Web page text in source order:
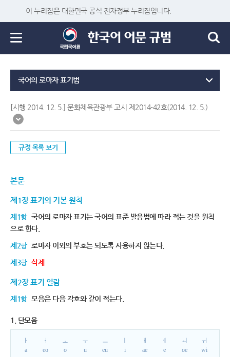
이 누리집은 대한민국 공식 전자정부 누리집입니다.
국어의 로마자 표기법
[시행 2014. 12. 5.] 문화체육관광부 고시 제2014-42호(2014. 12. 5.)
규정 목록 보기
본문
제1장 표기의 기본 원칙
제1항 국어의 로마자 표기는 국어의 표준 발음법에 따라 적는 것을 원칙
으로 한다.
제2항 로마자 이외의 부호는 되도록 사용하지 않는다.
제3항 삭제
제2장 표기 일람
제1항 모음은 다음 각호와 같이 적는다.
1. 단모음
ㅏ
a
ㅓ
eo
ㅗ
o
ㅜ
u
ㅡ
eu
i
ㅐ
ae
ㅔ
e
ㅚ
oe
ㅟ
wi